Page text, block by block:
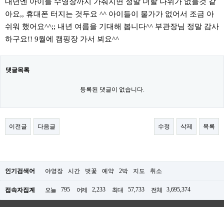
아요,, 휴대폰 터지는 것두요 ^^ 아이들이 물가가 없어서 조금 아
쉬워 했어요^^;; 내년 여름을 기대해 봅니다^^ 부관장님 정말 감사
하구요!! 9월에 캠핑장 가서 뵈요^^
댓글목록
등록된 댓글이 없습니다.
이전글 다음글 수정 삭제 목록
인기검색어 야영장 시간 벗꽃 예약 2박 지도 취소
접속자집계 오늘 795 어제 2,233 최대 57,733 전체 3,695,374